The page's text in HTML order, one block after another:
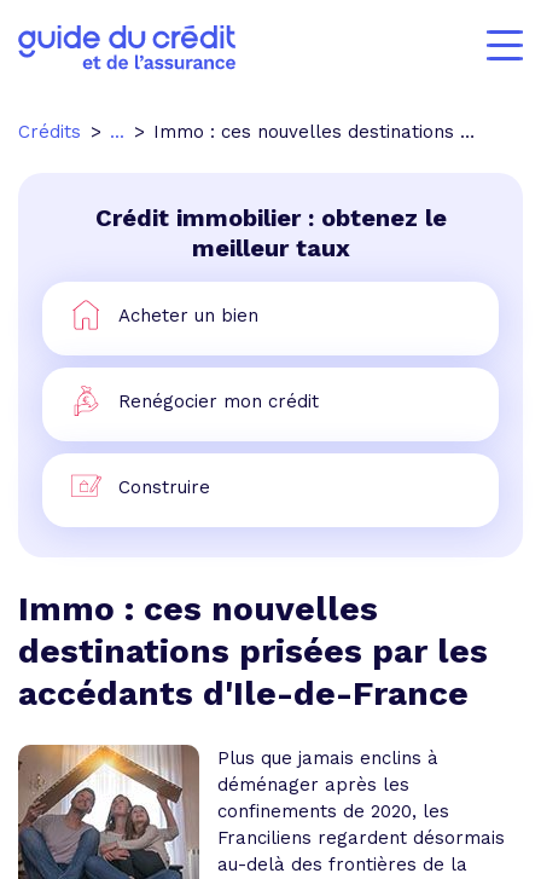
Crédits ... Immo : ces nouvelles destinations prisées par les accédants d'Ile-de-France
Crédit immobilier : obtenez le
meilleur taux
Acheter un bien
Renégocier mon crédit
Construire
Immo : ces nouvelles
destinations prisées par les
accédants d'Ile-de-France
Plus que jamais enclins à
déménager après les
confinements de 2020, les
Franciliens regardent désormais
au-delà des frontières de la